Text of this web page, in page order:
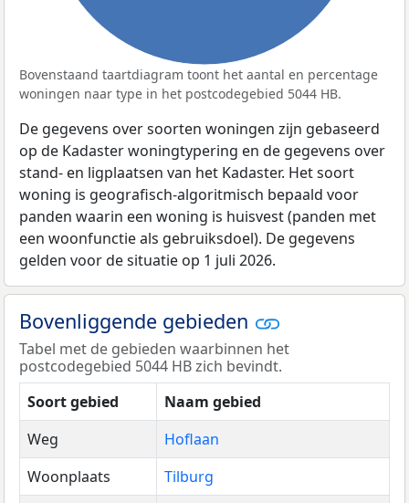
Bovenstaand taartdiagram toont het aantal en percentage
woningen naar type in het postcodegebied 5044 HB.
De gegevens over soorten woningen zijn gebaseerd
op de Kadaster woningtypering en de gegevens over
stand- en ligplaatsen van het Kadaster. Het soort
woning is geografisch-algoritmisch bepaald voor
panden waarin een woning is huisvest (panden met
een woonfunctie als gebruiksdoel). De gegevens
gelden voor de situatie op 1 juli 2026.
Bovenliggende gebieden
Tabel met de gebieden waarbinnen het
postcodegebied 5044 HB zich bevindt.
Soort gebied
Naam gebied
Weg
Hoflaan
Woonplaats
Tilburg